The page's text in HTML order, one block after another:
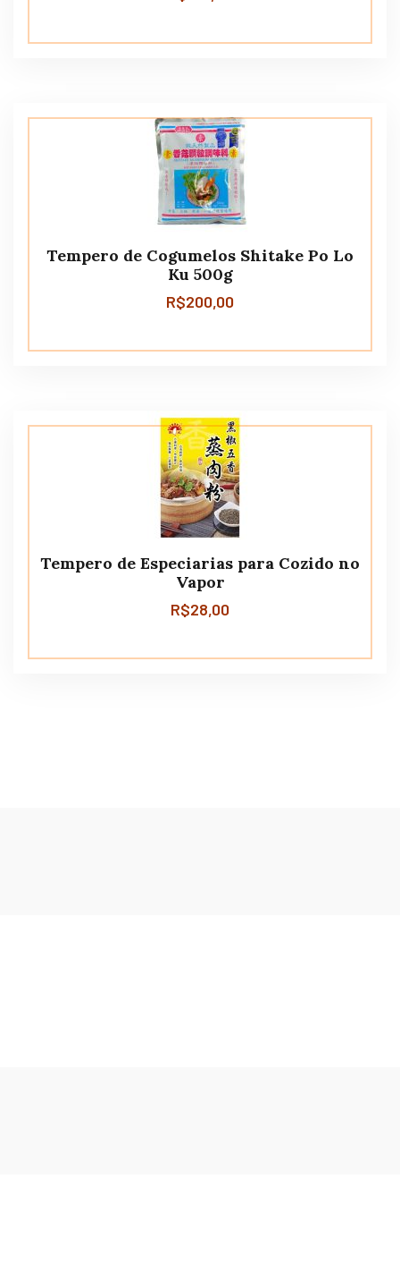
Tempero de Cogumelos Shitake Po Lo
Ku 500g
R$200,00
Tempero de Especiarias para Cozido no
Vapor
R$28,00